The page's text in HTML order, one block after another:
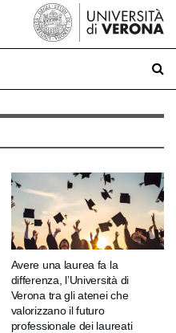
Avere una laurea fa la
differenza, l’Università di
Verona tra gli atenei che
valorizzano il futuro
professionale dei laureati